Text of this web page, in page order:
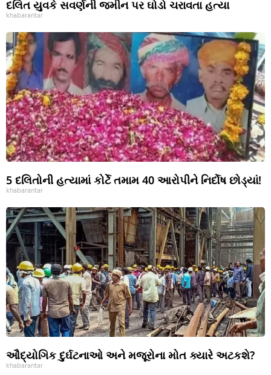
દલિત યુવકે સવર્ણની જમીન પર ઘોડો ચરાવતા હત્યા
khabarantar
5 દલિતોની હત્યામાં કોર્ટે તમામ 40 આરોપીને નિર્દોષ છોડ્યાં!
khabarantar
ઔદ્યોગિક દુર્ઘટનાઓ અને મજૂરોના મોત ક્યારે અટકશે?
khabarantar